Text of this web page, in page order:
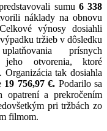
sumu 6 338
náklady na obnovu
výnosy dosiahli
tržieb v dôsledku
prísnych
jeho otvorenia, ktoré
tak dosiahla
19 756,97 €. Podarilo sa
opatrení a prekročením
pri tržbách zo
filmom.